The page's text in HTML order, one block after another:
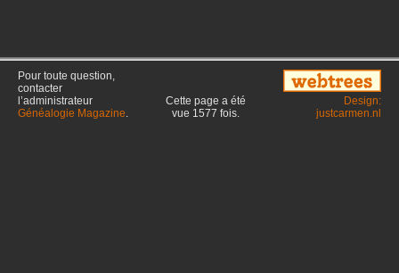
Pour toute question,
contacter
l’administrateur
Généalogie Magazine.
Cette page a été
vue 1577 fois.
Design:
justcarmen.nl